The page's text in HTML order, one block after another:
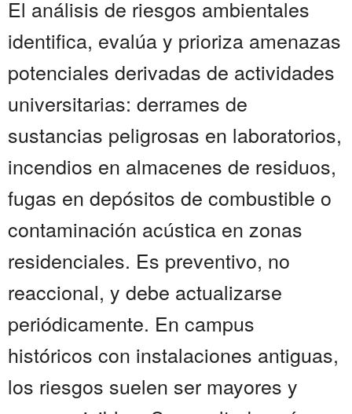
El análisis de riesgos ambientales
identifica, evalúa y prioriza amenazas
potenciales derivadas de actividades
universitarias: derrames de
sustancias peligrosas en laboratorios,
incendios en almacenes de residuos,
fugas en depósitos de combustible o
contaminación acústica en zonas
residenciales. Es preventivo, no
reaccional, y debe actualizarse
periódicamente. En campus
históricos con instalaciones antiguas,
los riesgos suelen ser mayores y